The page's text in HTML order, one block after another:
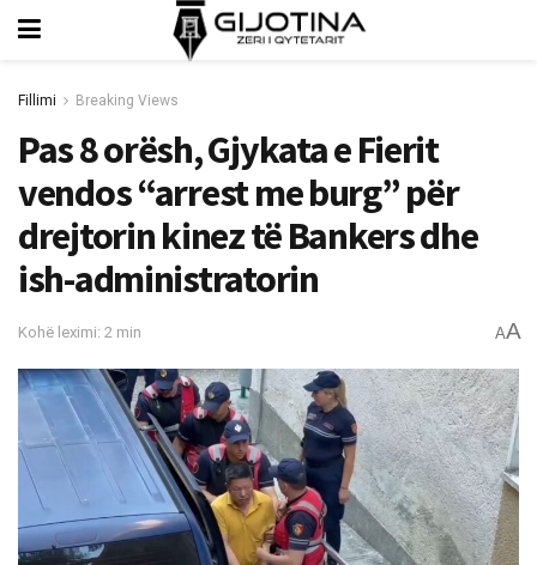
Fillimi Breaking Views
Pas 8 orësh, Gjykata e Fierit
vendos “arrest me burg” për
drejtorin kinez të Bankers dhe
ish-administratorin
Kohë leximi: 2 min AA